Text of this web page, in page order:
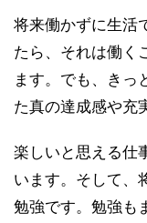
将来働かずに生活
たら、それは働く
ます。でも、きっ
た真の達成感や充
楽しいと思える仕
います。そして、
勉強です。勉強も